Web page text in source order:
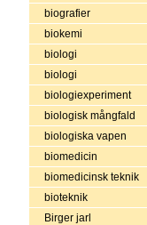
biografier
biokemi
biologi
biologi
biologiexperiment
biologisk mångfald
biologiska vapen
biomedicin
biomedicinsk teknik
bioteknik
Birger jarl